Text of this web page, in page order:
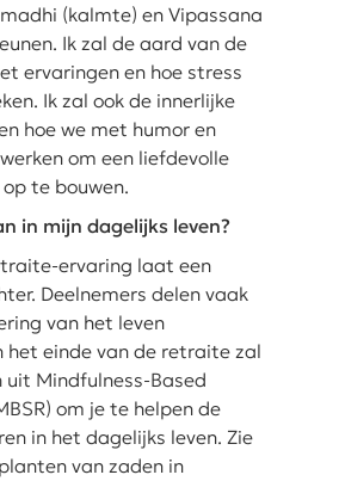
(kalmte) en Vipassana
Ik zal de aard van de
ervaringen en hoe stress
Ik zal ook de innerlijke
hoe we met humor en
om een liefdevolle
te bouwen.
in mijn dagelijks leven?
ervaring laat een
Deelnemers delen vaak
van het leven
einde van de retraite zal
uit Mindfulness-Based
om je te helpen de
in het dagelijks leven. Zie
van zaden in